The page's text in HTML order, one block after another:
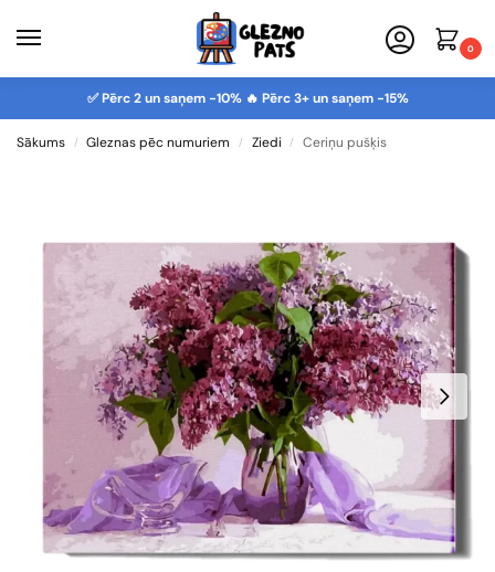
0
✅ Pērc 2 un saņem -10% 🔥 Pērc 3+ un saņem -15%
Sākums / Gleznas pēc numuriem / Ziedi / Ceriņu pušķis